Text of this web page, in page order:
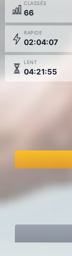
CLASSÉS
66
RAPIDE
02:04:07
LENT
04:21:55